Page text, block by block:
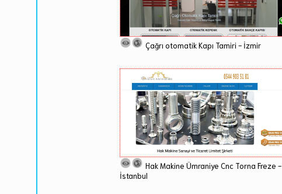
Çağrı otomatik Kapı Tamiri - İzmir
Hak Makine Ümraniye Cnc Torna Freze -
İstanbul